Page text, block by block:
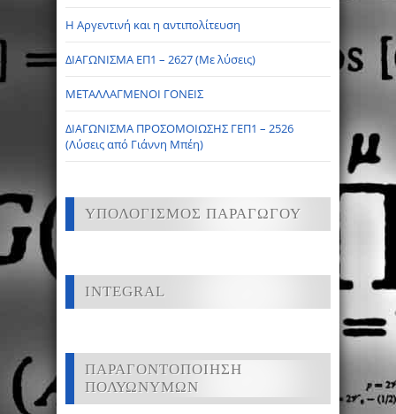
Η Αργεντινή και η αντιπολίτευση
ΔΙΑΓΩΝΙΣΜΑ ΕΠ1 – 2627 (Με λύσεις)
ΜΕΤΑΛΛΑΓΜΕΝΟΙ ΓΟΝΕΙΣ
ΔΙΑΓΩΝΙΣΜΑ ΠΡΟΣΟΜΟΙΩΣΗΣ ΓΕΠ1 – 2526
(Λύσεις από Γιάννη Μπέη)
ΥΠΟΛΟΓΙΣΜΟΣ ΠΑΡΑΓΩΓΟΥ
INTEGRAL
ΠΑΡΑΓΟΝΤΟΠΟΙΗΣΗ
ΠΟΛΥΩΝΥΜΩΝ